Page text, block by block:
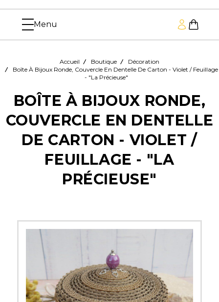
Accueil Boutique
Décoration
Boîte À Bijoux Ronde, Couvercle En Dentelle De Carton - Violet / Feuillage
- "La Précieuse"
BOÎTE À BIJOUX RONDE,
COUVERCLE EN DENTELLE
DE CARTON - VIOLET /
FEUILLAGE - "LA
PRÉCIEUSE"